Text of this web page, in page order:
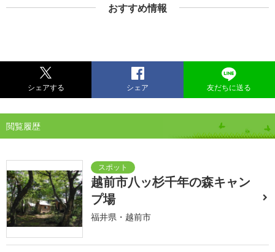
おすすめ情報
シェアする シェア 友だちに送る
閲覧履歴
越前市八ッ杉千年の森キャン
プ場
福井県・越前市